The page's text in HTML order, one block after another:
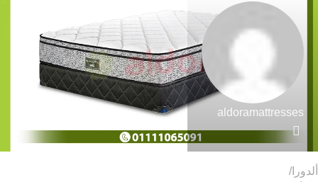
aldoramattresses
ألدورا